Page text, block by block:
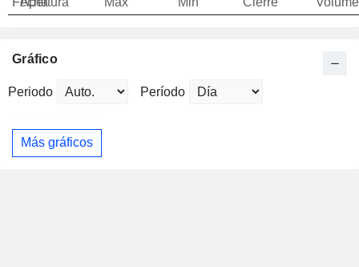
Gráfico
Periodo Período
Más gráficos